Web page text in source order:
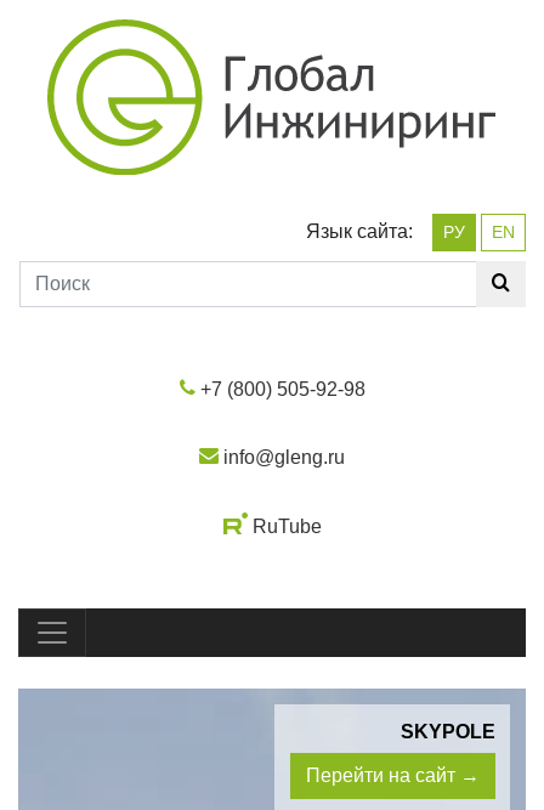
Язык сайта: РУ EN
+7 (800) 505-92-98
info@gleng.ru
RuTube
SKYPOLE
Перейти на сайт →